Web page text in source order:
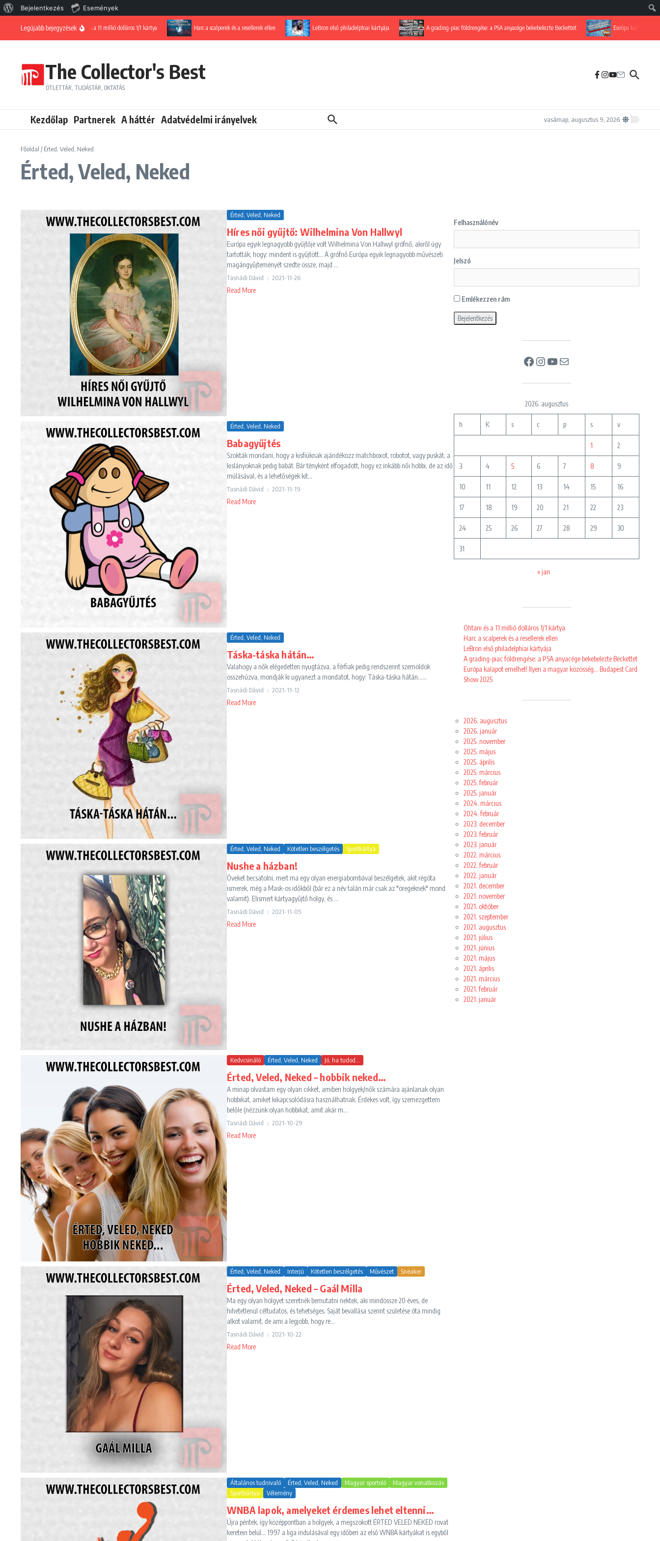
WordPress, a csodás
Bejelentkezés Események
Legújabb bejegyzésekOhtani és a 11 millió dolláros 1/1 kártya Harc a scalperek és a resellerek ellen LeBron első philadelphiai kártyája A grading-piac földrengése: a PSA anyacége bekebelezte Beckettet Európa kalapot emelhet!
The Collector's Best
ÖTLETTÁR, TUDÁSTÁR, OKTATÁS
Kezdőlap Partnerek A háttér Adatvédelmi irányelvek vasárnap, augusztus 9, 2026
Főoldal /Érted, Veled, Neked
Érted, Veled, Neked
Érted, Veled, Neked
Híres női gyűjtő: Wilhelmina Von Hallwyl
Európa egyik legnagyobb gyűjtője volt Wilhelmina Von Hallwyl grófnő, akiről úgy
tartották, hogy: mindent is gyűjtött... A grófnő Európa egyik legnagyobb művészeti
magángyűjteményét szedte össze, majd ...
Tasnádi Dávid 2021-11-26
Read More
Érted, Veled, Neked
Babagyűjtés
Szokták mondani, hogy a kisfiúknak ajándékozz matchboxot, robotot, vagy puskát, a
kislányoknak pedig babát. Bár tényként elfogadott, hogy ez inkább női hobbi, de az idő
múlásával, és a lehetőségek kit...
Tasnádi Dávid 2021-11-19
Read More
Érted, Veled, Neked
Táska-táska hátán…
Valahogy a nők elégedetten nyugtázva, a férfiak pedig rendszerint szemöldök
összehúzva, mondják ki ugyanezt a mondatot, hogy: Táska-táska hátán......
Tasnádi Dávid 2021-11-12
Read More
Érted, Veled, Neked Kötetlen beszélgetés Sportkártya
Nushe a házban!
Öveket becsatolni, mert ma egy olyan energiabombával beszélgetek, akit régóta
ismerek, még a Mask-os időkből (bár ez a név talán már csak az "öregeknek" mond
valamit). Elismert kártyagyűjtő hölgy, és ...
Tasnádi Dávid 2021-11-05
Read More
Kedvcsináló Érted, Veled, Neked Jó, ha tudod...
Érted, Veled, Neked – hobbik neked…
A minap olvastam egy olyan cikket, amiben hölgyek/nők számára ajánlanak olyan
hobbikat, amiket kikapcsolódásra használhatnak. Érdekes volt, így szemezgettem
belőle (nézzünk olyan hobbikat, amit akár m...
Tasnádi Dávid 2021-10-29
Read More
Érted, Veled, Neked Interjú Kötetlen beszélgetés Művészet Sneaker
Érted, Veled, Neked – Gaál Milla
Ma egy olyan hölgyet szeretnék bemutatni nektek, aki mindössze 20 éves, de
hihetetlenül céltudatos, és tehetséges. Saját bevallása szerint születése óta mindig
alkot valamit, de ami a legjobb, hogy re...
Tasnádi Dávid 2021-10-22
Read More
Általános tudnivaló Érted, Veled, Neked Magyar sportoló
Magyar vonatkozás
Sportkártya
Vélemény
WNBA lapok, amelyeket érdemes lehet eltenni…
Újra péntek, így középpontban a hölgyek, a megszokott ÉRTED VELED NEKED rovat
keretein belül... 1997 a liga indulásával egy időben az első WNBA kártyákat is egyből
Felhasználónév
Jelszó
Emlékezzen rám
Facebook
Instagram
YouTube
Mail
2026. augusztus
h K s c p s v
1 2
3 4 5 6 7 8 9
10 11 12 13 14 15 16
17 18 19 20 21 22 23
24 25 26 27 28 29 30
31
« jan
Ohtani és a 11 millió dolláros 1/1 kártya
Harc a scalperek és a resellerek ellen
LeBron első philadelphiai kártyája
A grading-piac földrengése: a PSA anyacége bekebelezte Beckettet
Európa kalapot emelhet! Ilyen a magyar közösség… Budapest Card
Show 2025
2026. augusztus
2026. január
2025. november
2025. május
2025. április
2025. március
2025. február
2025. január
2024. március
2024. február
2023. december
2023. február
2023. január
2022. március
2022. február
2022. január
2021. december
2021. november
2021. október
2021. szeptember
2021. augusztus
2021. július
2021. június
2021. május
2021. április
2021. március
2021. február
2021. január